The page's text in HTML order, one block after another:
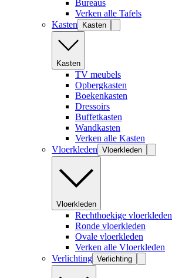
Bureaus
Verken alle Tafels
Kasten
Kasten
Kasten
TV meubels
Opbergkasten
Boekenkasten
Dressoirs
Buffetkasten
Wandkasten
Verken alle Kasten
Vloerkleden Vloerkleden
Vloerkleden
Rechthoekige vloerkleden
Ronde vloerkleden
Ovale vloerkleden
Verken alle Vloerkleden
Verlichting Verlichting